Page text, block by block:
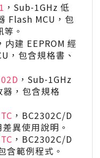
，Sub-1GHz 低
Flash MCU，包
。
，内建 EEPROM 經
，包含規格書、
，Sub-1GHz
器，包含規格
，BC2302C/D
異使用說明。
，BC2302C/D
含範例程式。